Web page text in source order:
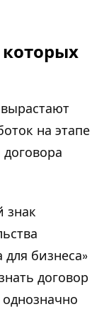
на этапе
знак
бизнеса»
договор